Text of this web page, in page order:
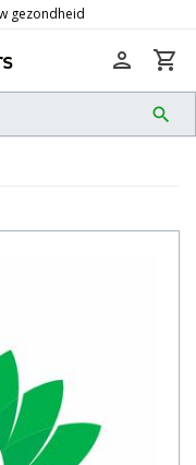
gezondheid
search
person shopping_cart